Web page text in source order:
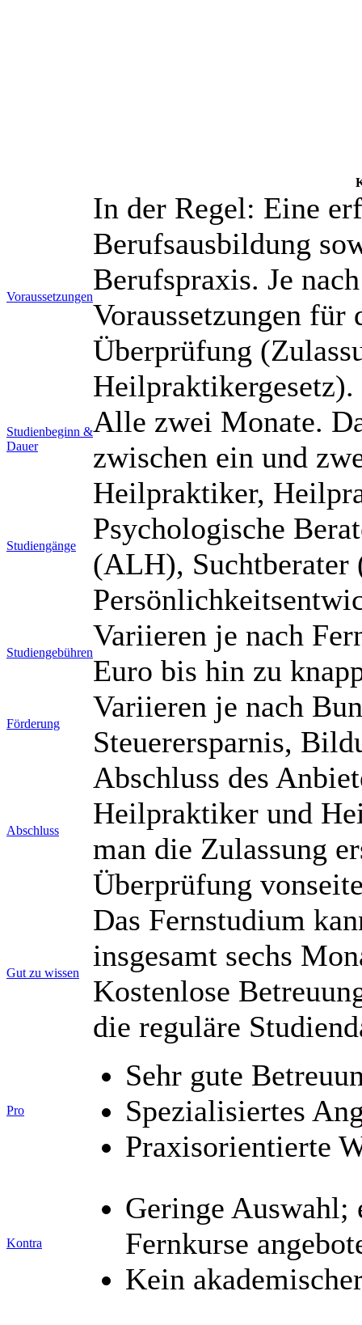
Voraussetzungen
In der Regel: Eine
Berufsausbildung
Berufspraxis. Je
Voraussetzungen
Überprüfung
Heilpraktikergesetz).
Studienbeginn &
Dauer
Alle zwei Monate.
zwischen ein und
Studiengänge
Heilpraktiker,
Psychologische
(ALH),
Studiengebühren
Variieren je nach
Euro bis hin zu
Förderung
Variieren je nach
Steuerersparnis,
Abschluss
Abschluss des
Heilpraktiker und
man die Zulassung
Überprüfung
Gut zu wissen
Das Fernstudium
insgesamt sechs
Kostenlose
die reguläre
Pro
Sehr gute
Spezialisiertes
Praxisorientierte
Kontra
Geringe Auswahl;
Fernkurse
Kein